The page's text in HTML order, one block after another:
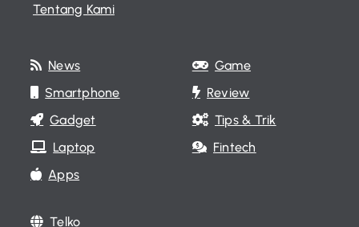
Tentang Kami
News
Smartphone
Gadget
Laptop
Apps
Game
Review
Tips & Trik
Fintech
Telko